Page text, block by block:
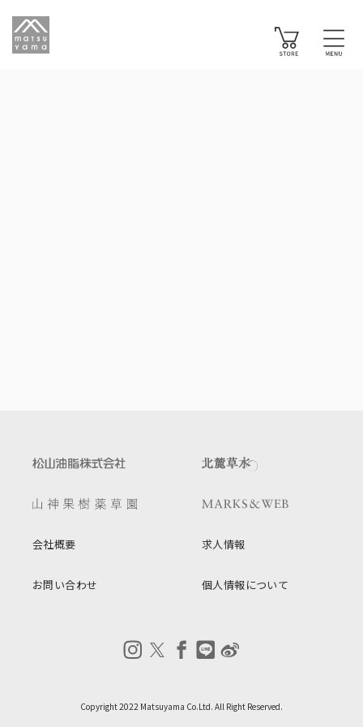
会社概要 求人情報
お問い合わせ 個人情報について
Copyright 2022 Matsuyama Co.Ltd. All Right Reserved.